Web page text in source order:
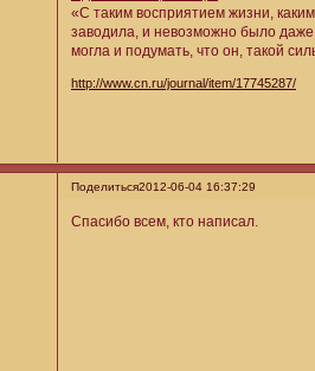
«С таким восприятием жизни,
заводила, и невозможно было
могла и подумать, что он, такой
http://www.cn.ru/journal/item/17745287/
Поделиться2012-06-04 16:37:29
Спасибо всем, кто написал.